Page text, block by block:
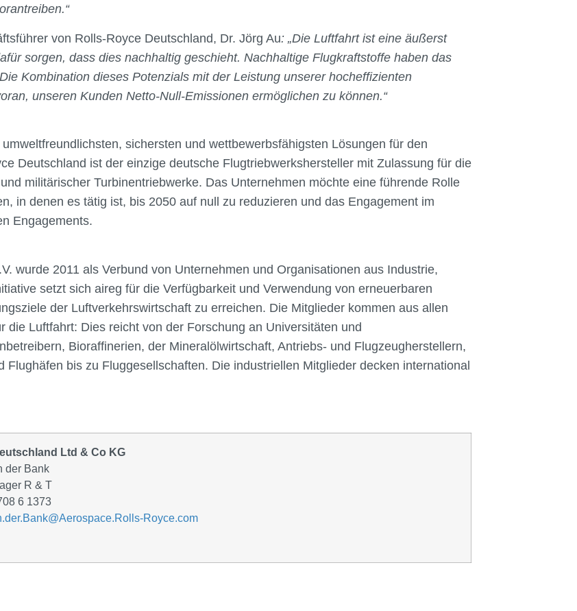
von Rolls-Royce Deutschland, Dr. Jörg Au: „Die Luftfahrt ist eine äußerst
sorgen, dass dies nachhaltig geschieht. Nachhaltige Flugkraftstoffe haben das
Kombination dieses Potenzials mit der Leistung unserer hocheffizienten
unseren Kunden Netto-Null-Emissionen ermöglichen zu können.“
sichersten und wettbewerbsfähigsten Lösungen für den
Deutschland ist der einzige deutsche Flugtriebwerkshersteller mit Zulassung für die
militärischer Turbinentriebwerke. Das Unternehmen möchte eine führende Rolle
in denen es tätig ist, bis 2050 auf null zu reduzieren und das Engagement im
Engagements.
wurde 2011 als Verbund von Unternehmen und Organisationen aus Industrie,
setzt sich aireg für die Verfügbarkeit und Verwendung von erneuerbaren
der Luftverkehrswirtschaft zu erreichen. Die Mitglieder kommen aus allen
Luftfahrt: Dies reicht von der Forschung an Universitäten und
Bioraffinerien, der Mineralölwirtschaft, Antriebs- und Flugzeugherstellern,
bis zu Fluggesellschaften. Die industriellen Mitglieder decken international
Ltd & Co KG
der Bank
R & T
6 1373
Royce.com